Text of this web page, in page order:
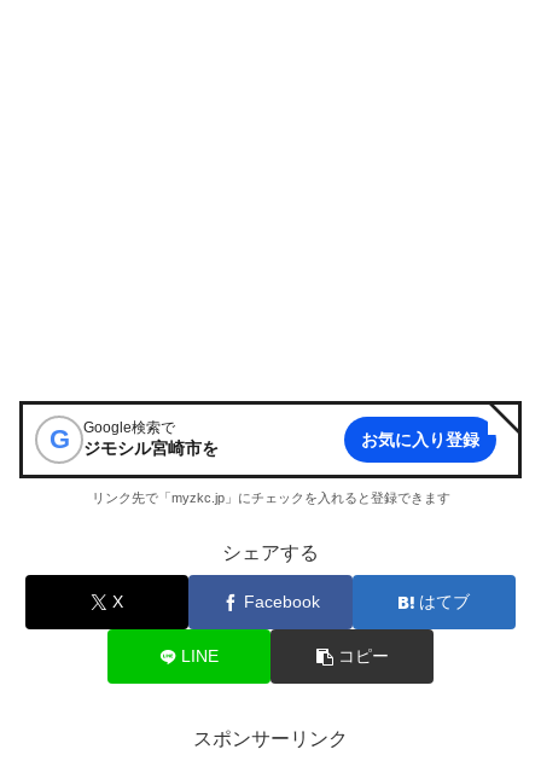
G Google検索で
ジモシル宮崎市を お気に入り登録
リンク先で「myzkc.jp」にチェックを入れると登録できます
シェアする
X Facebook はてブ
LINE コピー
スポンサーリンク